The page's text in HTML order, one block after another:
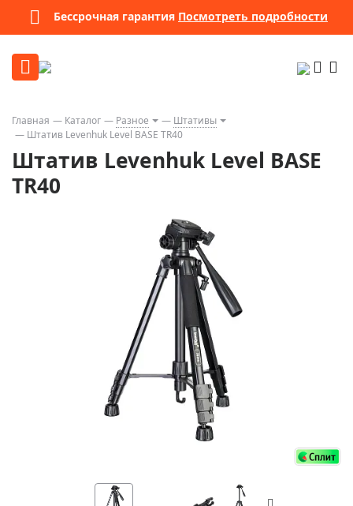
Бессрочная гарантия Посмотреть подробности
Главная Каталог Разное
Штативы
Штатив Levenhuk Level BASE TR40
Штатив Levenhuk Level BASE
TR40